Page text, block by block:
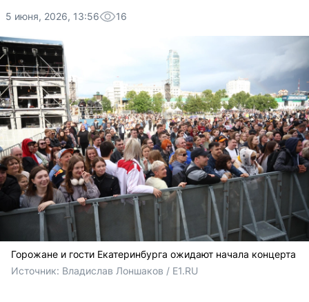
5 июня, 2026, 13:56 16
Горожане и гости Екатеринбурга ожидают начала концерта
Источник: Владислав Лоншаков / E1.RU